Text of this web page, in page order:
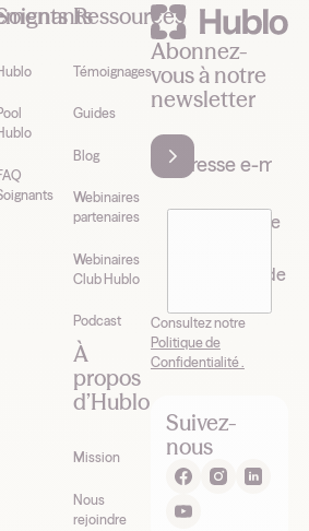
Ressources
Témoignages
Guides
Blog
Webinaires
partenaires
Webinaires
Club Hublo
Podcast
À
propos
d’Hublo
Mission
Nous
rejoindre
Abonnez-
vous à notre
newsletter
J’accepte de
newsletter de
Consultez notre
Politique de
Confidentialité .
Suivez-
nous